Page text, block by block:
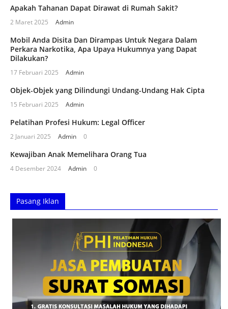
Apakah Tahanan Dapat Dirawat di Rumah Sakit?
2 Maret 2025 Admin
Mobil Anda Disita Dan Dirampas Untuk Negara Dalam
Perkara Narkotika, Apa Upaya Hukumnya yang Dapat
Dilakukan?
17 Februari 2025 Admin
Objek-Objek yang Dilindungi Undang-Undang Hak Cipta
15 Februari 2025 Admin
Pelatihan Profesi Hukum: Legal Officer
2 Januari 2025 Admin 0
Kewajiban Anak Memelihara Orang Tua
4 Desember 2024 Admin 0
Pasang Iklan